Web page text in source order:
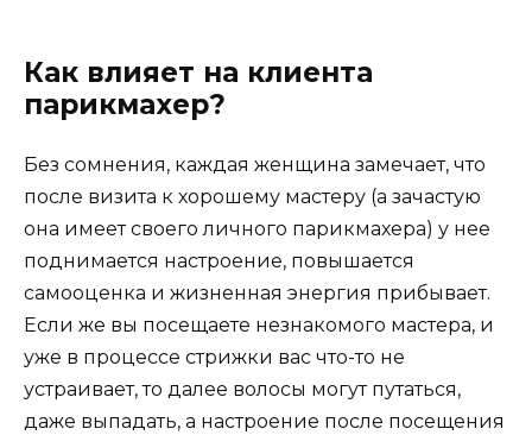
Как влияет на клиента
парикмахер?
Без сомнения, каждая женщина замечает, что
после визита к хорошему мастеру (а зачастую
она имеет своего личного парикмахера) у нее
поднимается настроение, повышается
самооценка и жизненная энергия прибывает.
Если же вы посещаете незнакомого мастера, и
уже в процессе стрижки вас что-то не
устраивает, то далее волосы могут путаться,
даже выпадать, а настроение после посещения